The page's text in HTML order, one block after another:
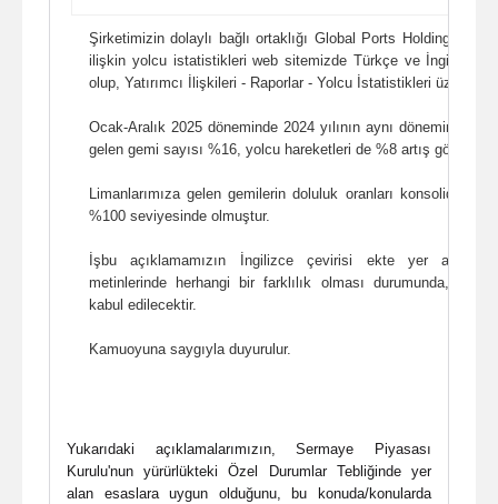
Şirketimizin dolaylı bağlı ortaklığı Global Ports Holding'in
ilişkin yolcu istatistikleri web sitemizde Türkçe ve İngilizce
olup, Yatırımcı İlişkileri - Raporlar - Yolcu İstatistikleri
Ocak-Aralık 2025 döneminde 2024 yılının aynı dönemine
gelen gemi sayısı %16, yolcu hareketleri de %8 artış
Limanlarımıza gelen gemilerin doluluk oranları konsolide
%100 seviyesinde olmuştur.
İşbu açıklamamızın İngilizce çevirisi ekte yer
metinlerinde herhangi bir farklılık olması durumunda,
kabul edilecektir.
Kamuoyuna saygıyla duyurulur.
Yukarıdaki açıklamalarımızın, Sermaye Piyasası
Kurulu'nun yürürlükteki Özel Durumlar Tebliğinde yer
alan esaslara uygun olduğunu, bu konuda/konularda